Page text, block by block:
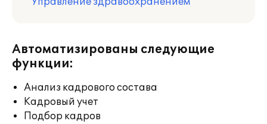
Автоматизированы следующие
функции:
Анализ кадрового состава
Кадровый учет
Подбор кадров